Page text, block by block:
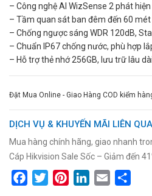
– Công nghệ AI WizSense 2 phát
– Tầm quan sát ban đêm đến 60
– Chống ngược sáng WDR 120dB,
– Chuẩn IP67 chống nước, phù hợp
– Hỗ trợ thẻ nhớ 256GB, lưu trữ lâu
Đặt Mua Online - Giao Hàng COD kiểm
DỊCH VỤ & KHUYẾN MÃI LIÊN
Mua hàng chính hãng, giao nhanh
Cáp Hikvision Sale Sốc – Giảm đến
FacebookTwitterPinterestLinkedIn
Email